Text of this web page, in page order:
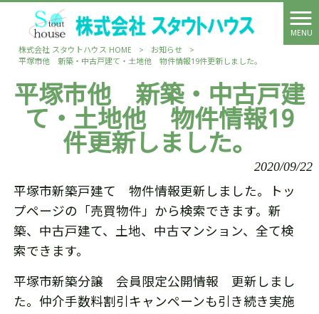
MENU
株式会社 スタウトハウス HOME
> お知らせ
>
平塚市他 新築・中古戸建て・土地他 物件情報19件更新しました。
平塚市他 新築・中古戸建
て・土地他 物件情報19
件更新しました。
2020/09/22
平塚市新築戸建て 物件情報更新しました。トッ
プページの「売買物件」から検索できます。新
築、中古戸建て、土地、中古マンション、全て検
索できます。
平塚市新築分譲 会員限定公開情報 更新しまし
た。仲介手数料割引キャンペーンも引き続き実施